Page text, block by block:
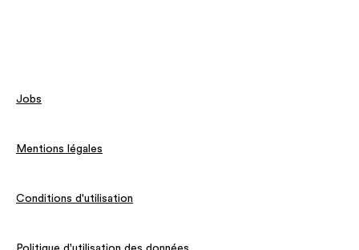
Jobs
Mentions légales
Conditions d'utilisation